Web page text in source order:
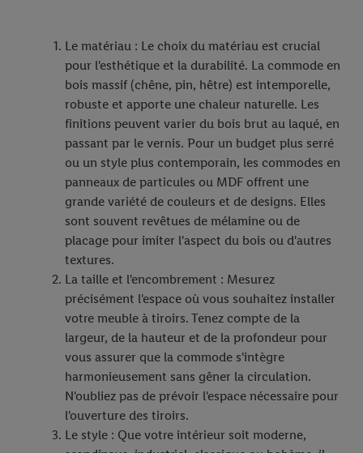
Le matériau : Le choix du matériau est crucial
pour l'esthétique et la durabilité. La commode en
bois massif (chêne, pin, hêtre) est intemporelle,
robuste et apporte une chaleur naturelle. Les
finitions peuvent varier du bois brut au laqué, en
passant par le vernis. Pour un budget plus serré
ou un style plus contemporain, les commodes en
panneaux de particules ou MDF offrent une
grande variété de couleurs et de designs. Elles
sont souvent revêtues de mélamine ou de
placage pour imiter l'aspect du bois ou d'autres
textures.
La taille et l'encombrement : Mesurez
précisément l'espace où vous souhaitez installer
votre meuble à tiroirs. Tenez compte de la
largeur, de la hauteur et de la profondeur pour
vous assurer que la commode s'intègre
harmonieusement sans gêner la circulation.
N'oubliez pas de prévoir l'espace nécessaire pour
l'ouverture des tiroirs.
Le style : Que votre intérieur soit moderne,